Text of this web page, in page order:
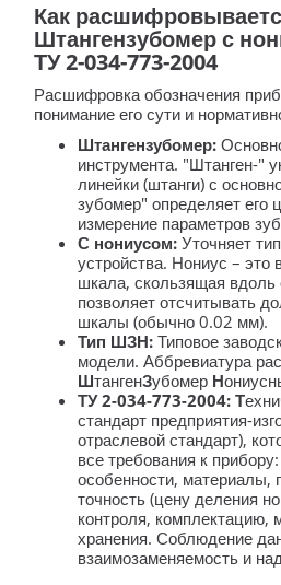
Как
Штангензубомер с
ТУ 2-034-773-2004
Расшифровка обозначения
понимание его сути и
Штангензубомер:
инструмента. "Штанген-"
линейки (штанги) с
зубомер" определяет его
измерение параметров
С нониусом: Уточняет
устройства. Нониус – это
шкала, скользящая вдоль
позволяет отсчитывать
шкалы (обычно 0.02 мм).
Тип ШЗН: Типовое
модели. Аббревиатура
ШтангенЗубомер Н
ТУ 2-034-773-2004: Т
стандарт предприятия-
отраслевой стандарт),
все требования к
особенности, материалы,
точность (цену деления
контроля, комплектацию,
хранения. Соблюдение
взаимозаменяемость и